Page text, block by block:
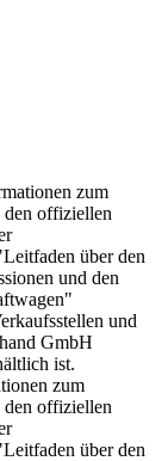
zum
offiziellen
über den
und den
und
GmbH
ist.
zum
offiziellen
über den